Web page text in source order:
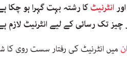
انٹرنیٹکا رشتہ بہت گہرا ہو چکا
چیز تک رسائی کے لیے انٹرنیٹ لازم
میں انٹرنیٹ کی رفتار سست روی